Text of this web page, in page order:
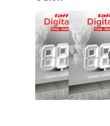
Anda bisa
laptop, atau media
terhubung. Untuk
akibat sambungan
Adanya baterai
dan waktu akan
saat kabel dayanya
Kelengkapan